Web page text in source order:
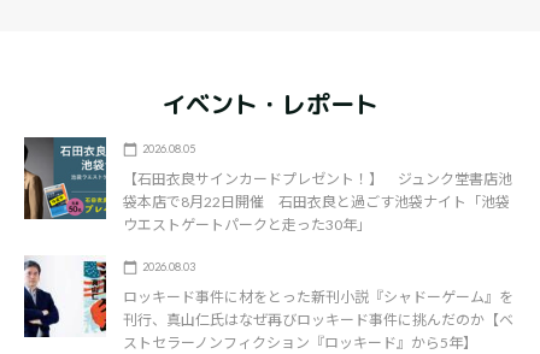
イベント・レポート
2026.08.05
【石田衣良サインカードプレゼント！】 ジュンク堂書店池
袋本店で8月22日開催 石田衣良と過ごす池袋ナイト「池袋
ウエストゲートパークと走った30年」
2026.08.03
ロッキード事件に材をとった新刊小説『シャドーゲーム』を
刊行、真山仁氏はなぜ再びロッキード事件に挑んだのか【ベ
ストセラーノンフィクション『ロッキード』から5年】